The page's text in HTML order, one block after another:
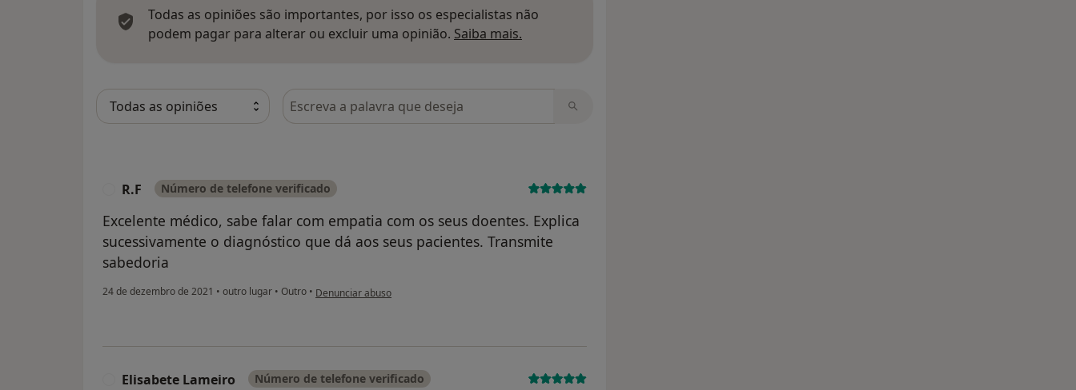
Todas as opiniões são importantes, por isso os especialistas não
podem pagar para alterar ou excluir uma opinião. Saiba mais.
Pesquisar em opiniões
R.F Número de telefone verificado
Excelente médico, sabe falar com empatia com os seus doentes. Explica
sucessivamente o diagnóstico que dá aos seus pacientes. Transmite
sabedoria
24 de dezembro de 2021 • outro lugar • Outro • na opinião do utilizador R.F
Denunciar abuso
Elisabete Lameiro Número de telefone verificado